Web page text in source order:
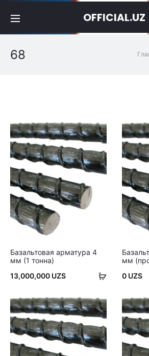
OFFICIAL.UZ
68
В
Базальтовая арматура 4
мм (1 тонна)
13,000,000 UZS
мм
0 UZS